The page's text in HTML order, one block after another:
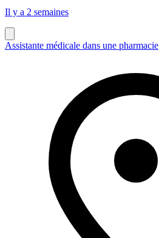
Il y a 2 semaines
Assistante médicale dans une pharmacie